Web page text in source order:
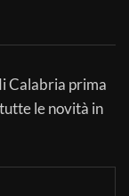
Calabria prima
le novità in